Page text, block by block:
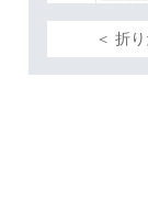
＜ 折